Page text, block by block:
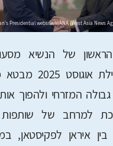
הראשון של הנשיא
בפקיסטאן
המזרחי ולהפוך
למרחב של שותפות
בין איראן לפקיסטאן,